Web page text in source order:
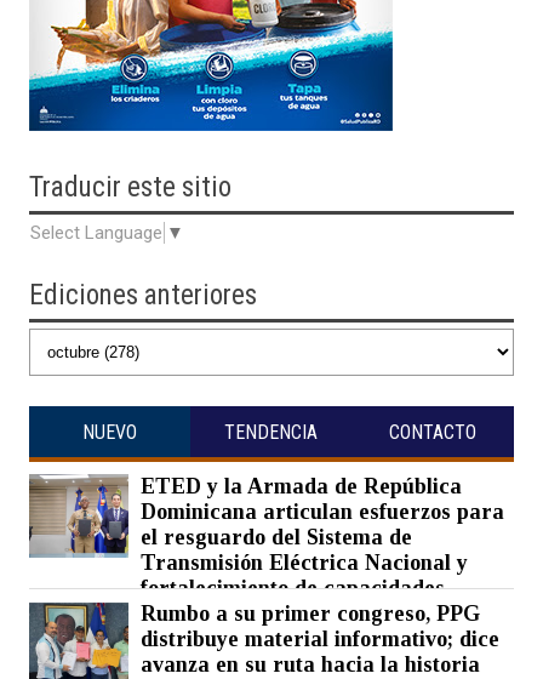
Traducir este sitio
Select Language ▼
Ediciones anteriores
NUEVO TENDENCIA CONTACTO
ETED y la Armada de República
Dominicana articulan esfuerzos para
el resguardo del Sistema de
Transmisión Eléctrica Nacional y
fortalecimiento de capacidades.
Posted on 07 Aug 2026 - 0 Comments
Rumbo a su primer congreso, PPG
distribuye material informativo; dice
avanza en su ruta hacia la historia